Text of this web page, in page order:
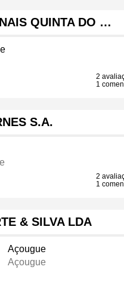
QUINTA DO …
2
1
S.A.
2
1
& SILVA LDA
Açougue
Açougue